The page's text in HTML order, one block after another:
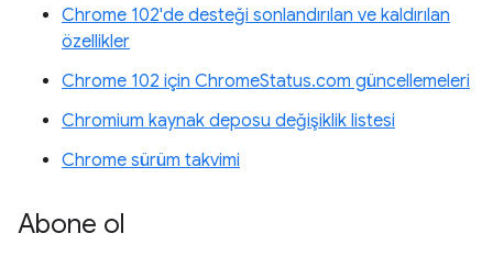
Chrome 102'de desteği sonlandırılan ve kaldırılan
özellikler
Chrome 102 için ChromeStatus.com güncellemeleri
Chromium kaynak deposu değişiklik listesi
Chrome sürüm takvimi
Abone ol